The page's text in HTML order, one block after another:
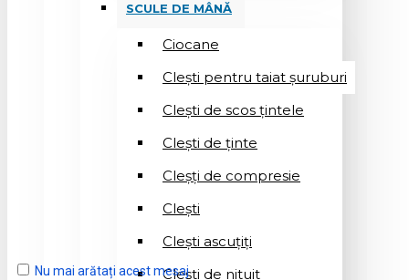
SCULE DE MÂNĂ
Ciocane
Cleşti pentru taiat șuruburi
Clești de scos țintele
Clești de ținte
Cleșți de compresie
Cleşti
Clești ascuțiți
Cleşti de nituit
Nu mai arătați acest mesaj